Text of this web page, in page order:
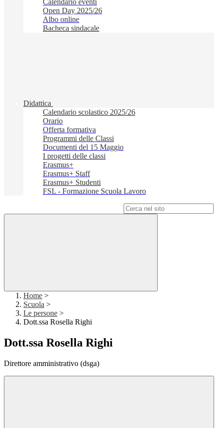
Calendario eventi
Open Day 2025/26
Albo online
Bacheca sindacale
Didattica
Calendario scolastico 2025/26
Orario
Offerta formativa
Programmi delle Classi
Documenti del 15 Maggio
I progetti delle classi
Erasmus+
Erasmus+ Staff
Erasmus+ Studenti
FSL - Formazione Scuola Lavoro
Home >
Scuola >
Le persone >
Dott.ssa Rosella Righi
Dott.ssa Rosella Righi
Direttore amministrativo (dsga)